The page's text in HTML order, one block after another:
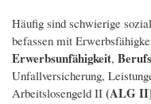
Häufig sind schwierige
befassen mit
Erwerbsunfähigkeit,
Unfallversicherung,
Arbeitslosengeld II (ALG